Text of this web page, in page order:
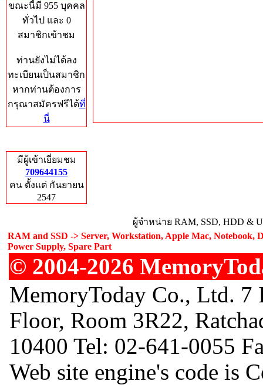
ขณะนี้มี 955 บุคคล
ทั่วไป และ 0
สมาชิกเข้าชม
ท่านยังไม่ได้ลง
ทะเบียนเป็นสมาชิก
หากท่านต้องการ
กรุณาสมัครฟรีได้ที่
นี่
มีผู้เข้าเยี่ยมชม
709644155
คน ตั้งแต่ กันยายน
2547
ผู้จำหน่าย RAM, SSD, HDD &
RAM and SSD -> Server, Workstation, Apple Mac, Notebook,
Power Supply, Spare Part
© 2004-2026
MemoryToday Co., Ltd.
Floor, Room 3R22,
10400 Tel: 02-641-0055
Web site engine's code is